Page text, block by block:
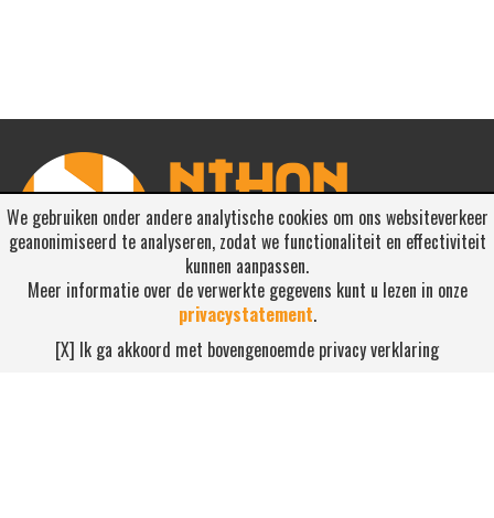
We gebruiken onder andere analytische cookies om ons websiteverkeer
geanonimiseerd te analyseren, zodat we functionaliteit en effectiviteit
kunnen aanpassen.
Meer informatie over de verwerkte gegevens kunt u lezen in onze
privacystatement.
[X] Ik ga akkoord met bovengenoemde privacy verklaring